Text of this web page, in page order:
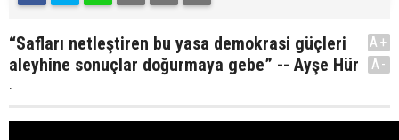
“Safları netleştiren bu yasa demokrasi güçleri
aleyhine sonuçlar doğurmaya gebe” -- Ayşe Hür
.
A+
A-